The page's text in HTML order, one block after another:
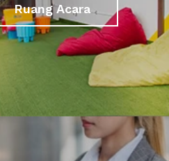
Ruang Acara